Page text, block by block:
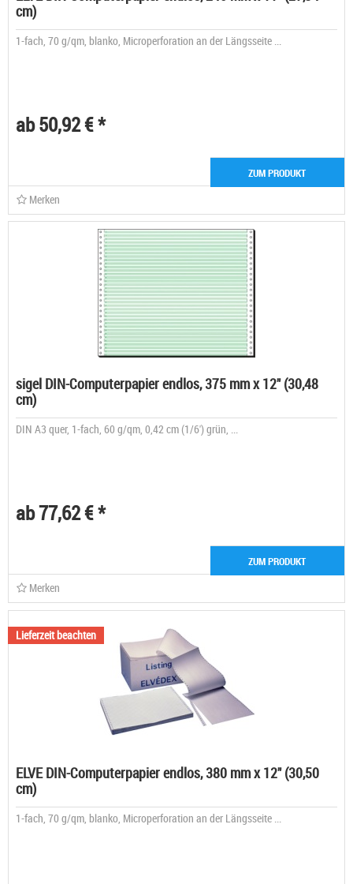
cm)
1-fach, 70 g/qm, blanko, Microperforation an der Längsseite ...
ab 50,92 € *
ZUM PRODUKT
Merken
sigel DIN-Computerpapier endlos, 375 mm x 12" (30,48
cm)
DIN A3 quer, 1-fach, 60 g/qm, 0,42 cm (1/6') grün, ...
ab 77,62 € *
ZUM PRODUKT
Merken
Lieferzeit beachten
ELVE DIN-Computerpapier endlos, 380 mm x 12" (30,50
cm)
1-fach, 70 g/qm, blanko, Microperforation an der Längsseite ...